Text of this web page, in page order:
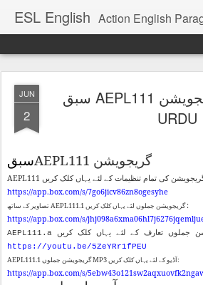
ESL English Action English Paragraphs: Total Physical Response (TPR) Paragraphs
JUN
2
سبق AEPL111 گریجویشنGraduation
URDU
سبقAEPL111 گریجویشن
AEPL111 کی تمام تنظیمات کے لئے یہاں کلک کریں
https://app.box.com/s/7go6jicv86zn8ogesyhe
تصاویر کے ساتھ AEPL111.1 گریجویشن جملوں لئے یہاں کلک کریں
:
https://app.box.com/s/
https://youtu.be/5ZeYRr1fPEU
AEPL111.1 گریجویشن جملوں MP3 آڈیو کے لئے یہاں کلک کریں :
https://app.box.com/s/